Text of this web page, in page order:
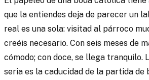
que la entiendes deja de parecer un
real es una sola: visitad al párroco
creéis necesario. Con seis meses de
cómodo; con doce, se llega tranquilo.
seria es la caducidad de la partida de